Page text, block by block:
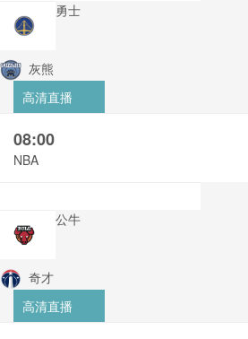
勇士
灰熊
高清直播
08:00
NBA
公牛
奇才
高清直播